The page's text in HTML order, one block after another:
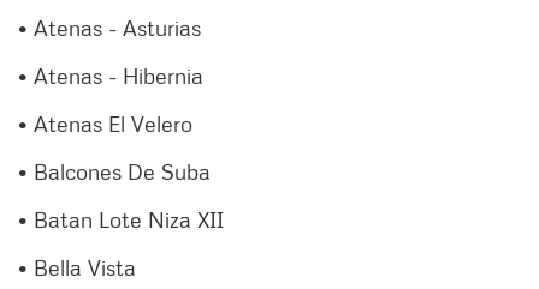
• Atenas - Asturias
• Atenas - Hibernia
• Atenas El Velero
• Balcones De Suba
• Batan Lote Niza XII
• Bella Vista